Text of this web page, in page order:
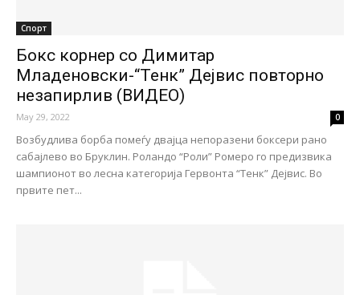
Спорт
Бокс корнер со Димитар
Младеновски-“Тенк” Дејвис повторно
незапирлив (ВИДЕО)
May 29, 2022 0
Возбудлива борба помеѓу двајца непоразени боксери рано
сабајлево во Бруклин. Роландо “Роли” Ромеро го предизвика
шампионот во лесна категорија Гервонта “Тенк” Дејвис. Во
првите пет...